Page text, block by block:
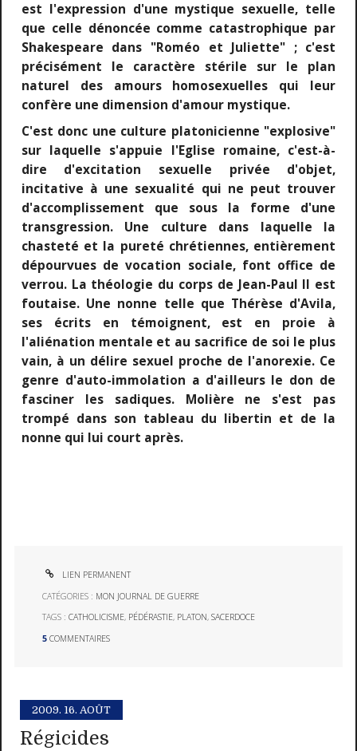
est l'expression d'une mystique sexuelle, telle
que celle dénoncée comme catastrophique par
Shakespeare dans "Roméo et Juliette" ; c'est
précisément le caractère stérile sur le plan
naturel des amours homosexuelles qui leur
confère une dimension d'amour mystique.
C'est donc une culture platonicienne "explosive"
sur laquelle s'appuie l'Eglise romaine, c'est-à-
dire d'excitation sexuelle privée d'objet,
incitative à une sexualité qui ne peut trouver
d'accomplissement que sous la forme d'une
transgression. Une culture dans laquelle la
chasteté et la pureté chrétiennes, entièrement
dépourvues de vocation sociale, font office de
verrou. La théologie du corps de Jean-Paul II est
foutaise. Une nonne telle que Thérèse d'Avila,
ses écrits en témoignent, est en proie à
l'aliénation mentale et au sacrifice de soi le plus
vain, à un délire sexuel proche de l'anorexie. Ce
genre d'auto-immolation a d'ailleurs le don de
fasciner les sadiques. Molière ne s'est pas
trompé dans son tableau du libertin et de la
nonne qui lui court après.
LIEN PERMANENT
CATÉGORIES : MON JOURNAL DE GUERRE
TAGS :CATHOLICISME, PÉDÉRASTIE, PLATON,SACERDOCE
5 COMMENTAIRES
2009. 16. AOÛT
Régicides